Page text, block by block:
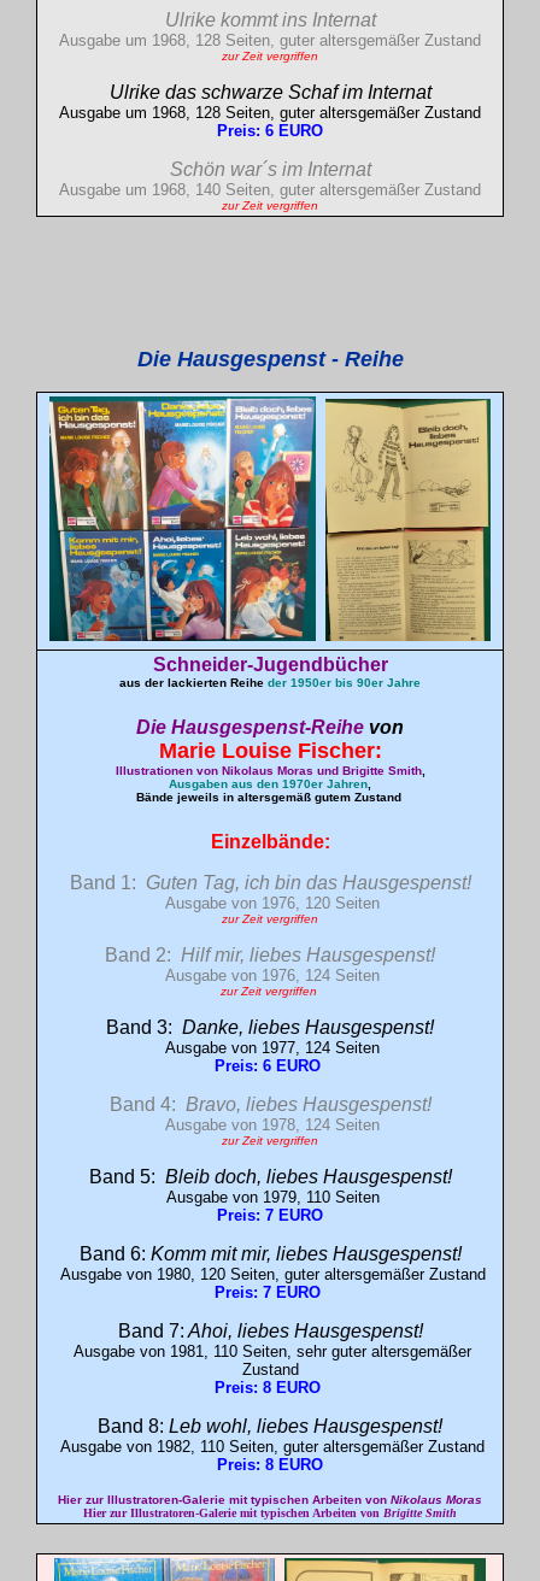
Ulrike kommt ins Internat
Ausgabe um 1968, 128 Seiten, guter altersgemäßer Zustand
zur Zeit vergriffen
Ulrike das schwarze Schaf im Internat
Ausgabe um 1968, 128 Seiten, guter altersgemäßer Zustand
Preis: 6 EURO
Schön war´s im Internat
Ausgabe um 1968, 140 Seiten, guter altersgemäßer Zustand
zur Zeit vergriffen
Die Hausgespenst - Reihe
Schneider-Jugendbücher
aus der lackierten Reihe der 1950er bis 90er Jahre
Die Hausgespenst-Reihe von
Marie Louise Fischer:
Illustrationen von Nikolaus Moras und Brigitte Smith,
Ausgaben aus den 1970er Jahren
Bände jeweils in altersgemäß gutem Zustand
Einzelbände:
Band 1: Guten Tag, ich bin das Hausgespenst!
Ausgabe von 1976, 120 Seiten
zur Zeit vergriffen
Band 2: Hilf mir, liebes Hausgespenst!
Ausgabe von 1976, 124 Seiten
zur Zeit vergriffen
Band 3: Danke, liebes Hausgespenst!
Ausgabe von 1977, 124 Seiten
Preis: 6 EURO
Band 4: Bravo, liebes Hausgespenst!
Ausgabe von 1978, 124 Seiten
zur Zeit vergriffen
Band 5: Bleib doch, liebes Hausgespenst!
Ausgabe von 1979, 110 Seiten
Preis: 7 EURO
Band 6: Komm mit mir, liebes Hausgespenst!
Ausgabe von 1980, 120 Seiten, guter altersgemäßer Zustand
Preis: 7 EURO
Band 7: Ahoi, liebes Hausgespenst!
Ausgabe von 1981, 110 Seiten, sehr guter altersgemäßer
Zustand
Preis: 8 EURO
Band 8: Leb wohl, liebes Hausgespenst!
Ausgabe von 1982, 110 Seiten, guter altersgemäßer Zustand
Preis: 8 EURO
Hier zur Illustratoren-Galerie mit typischen Arbeiten von Nikolaus Moras
Hier zur Illustratoren-Galerie mit typischen Arbeiten von Brigitte Smith